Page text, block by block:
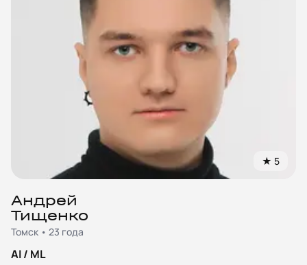
★ 5
Андрей
Тищенко
Томск • 23 года
AI / ML